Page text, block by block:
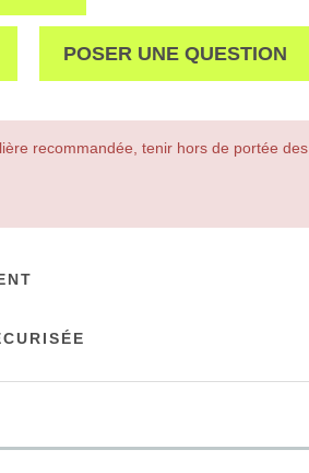
POSER UNE QUESTION
recommandée, tenir hors de portée des